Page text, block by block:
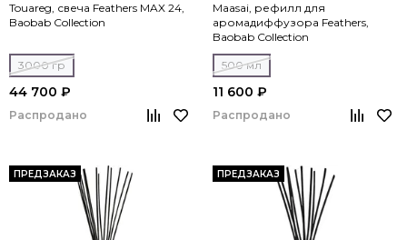
Touareg, свеча Feathers MAX 24,
Baobab Collection
3000 гр
44 700 ₽
Распродано
Maasai, рефилл для
аромадиффузора Feathers,
Baobab Collection
500 мл
11 600 ₽
Распродано
ПРЕДЗАКАЗ ПРЕДЗАКАЗ